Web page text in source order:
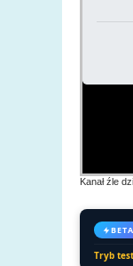
Kanał źle
BETA
Tryb